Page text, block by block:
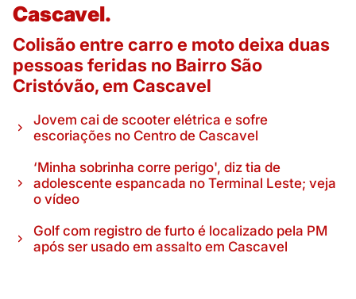
Cascavel.
Colisão entre carro e moto deixa duas
pessoas feridas no Bairro São
Cristóvão, em Cascavel
Jovem cai de scooter elétrica e sofre
escoriações no Centro de Cascavel
‘Minha sobrinha corre perigo', diz tia de
adolescente espancada no Terminal Leste; veja
o vídeo
Golf com registro de furto é localizado pela PM
após ser usado em assalto em Cascavel